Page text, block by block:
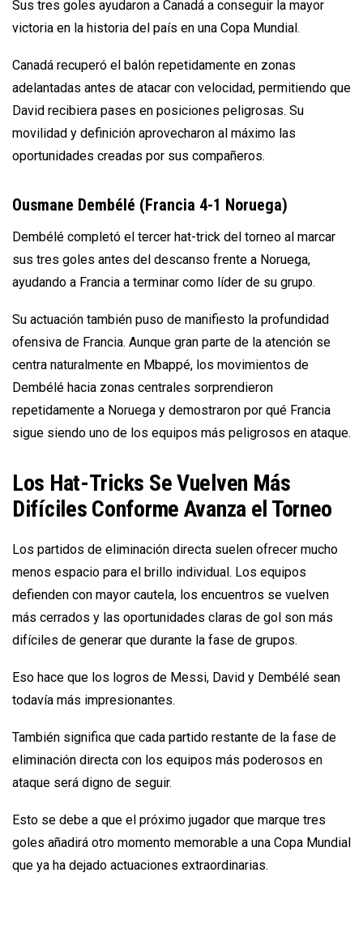
Sus tres goles ayudaron a Canadá a conseguir la mayor
victoria en la historia del país en una Copa Mundial.
Canadá recuperó el balón repetidamente en zonas
adelantadas antes de atacar con velocidad, permitiendo que
David recibiera pases en posiciones peligrosas. Su
movilidad y definición aprovecharon al máximo las
oportunidades creadas por sus compañeros.
Ousmane Dembélé (Francia 4-1 Noruega)
Dembélé completó el tercer hat-trick del torneo al marcar
sus tres goles antes del descanso frente a Noruega,
ayudando a Francia a terminar como líder de su grupo.
Su actuación también puso de manifiesto la profundidad
ofensiva de Francia. Aunque gran parte de la atención se
centra naturalmente en Mbappé, los movimientos de
Dembélé hacia zonas centrales sorprendieron
repetidamente a Noruega y demostraron por qué Francia
sigue siendo uno de los equipos más peligrosos en ataque.
Los Hat-Tricks Se Vuelven Más
Difíciles Conforme Avanza el Torneo
Los partidos de eliminación directa suelen ofrecer mucho
menos espacio para el brillo individual. Los equipos
defienden con mayor cautela, los encuentros se vuelven
más cerrados y las oportunidades claras de gol son más
difíciles de generar que durante la fase de grupos.
Eso hace que los logros de Messi, David y Dembélé sean
todavía más impresionantes.
También significa que cada partido restante de la fase de
eliminación directa con los equipos más poderosos en
ataque será digno de seguir.
Esto se debe a que el próximo jugador que marque tres
goles añadirá otro momento memorable a una Copa Mundial
que ya ha dejado actuaciones extraordinarias.